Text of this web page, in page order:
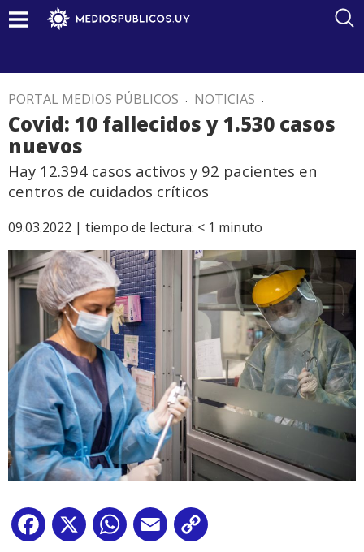
PORTAL MEDIOS PÚBLICOS . NOTICIAS .
Covid: 10 fallecidos y 1.530 casos
nuevos
Hay 12.394 casos activos y 92 pacientes en
centros de cuidados críticos
09.03.2022 | tiempo de lectura: < 1 minuto
Facebook
X WhatsApp
Email